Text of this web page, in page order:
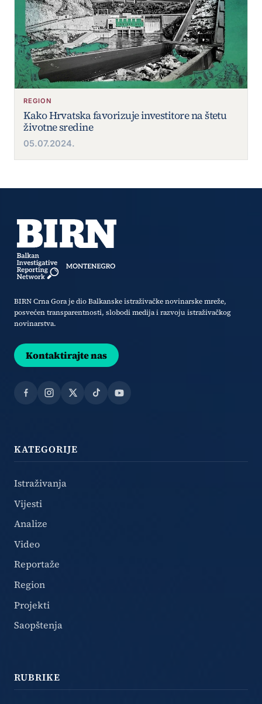
REGION
Kako Hrvatska favorizuje investitore na štetu
životne sredine
05.07.2024.
BIRN Crna Gora je dio Balkanske istraživačke novinarske mreže,
posvećen transparentnosti, slobodi medija i razvoju istraživačkog
novinarstva.
Kontaktirajte nas
Facebook
Instagram
X TikTokYouTube
KATEGORIJE
Istraživanja
Vijesti
Analize
Video
Reportaže
Region
Projekti
Saopštenja
RUBRIKE